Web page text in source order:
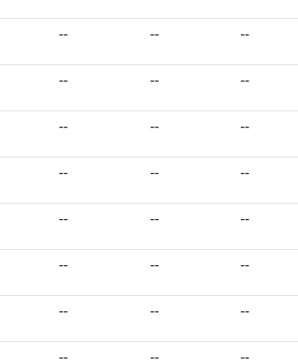
-- -- --
-- -- --
-- -- --
-- -- --
-- -- --
-- -- --
-- -- --
-- -- --